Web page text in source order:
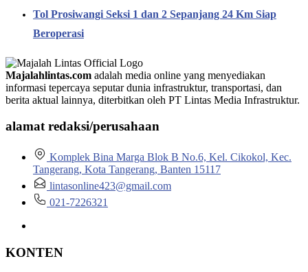
Tol Prosiwangi Seksi 1 dan 2 Sepanjang 24 Km Siap
Beroperasi
Majalahlintas.com adalah media online yang menyediakan
informasi tepercaya seputar dunia infrastruktur, transportasi, dan
berita aktual lainnya, diterbitkan oleh PT Lintas Media Infrastruktur.
alamat redaksi/perusahaan
Komplek Bina Marga Blok B No.6, Kel. Cikokol, Kec.
Tangerang, Kota Tangerang, Banten 15117
lintasonline423@gmail.com
021-7226321
KONTEN